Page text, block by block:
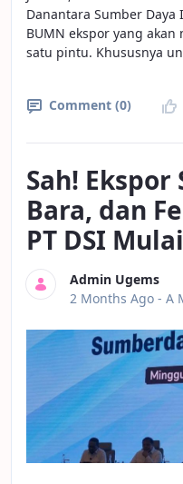
Danantara Sumber Daya
BUMN ekspor yang
satu pintu. Khususnya
Comment (0)
Sah!
Bara, dan
PT DSI
Admin Ugems
Published Date
2 Months Ago - A